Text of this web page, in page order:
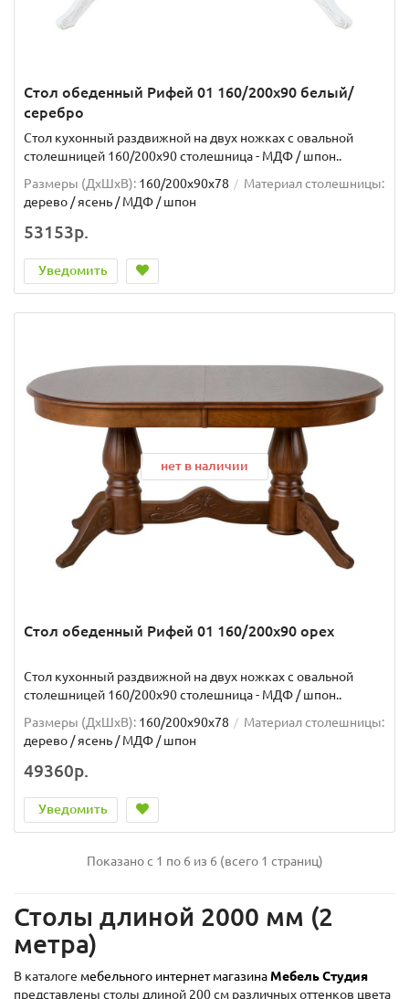
Стол обеденный Рифей 01 160/200х90 белый/
серебро
Стол кухонный раздвижной на двух ножках с овальной
столешницей 160/200х90 столешница - МДФ / шпон..
Размеры (ДхШxВ): 160/200х90х78
Материал столешницы:
дерево / ясень / МДФ / шпон
53153р.
Уведомить
нет в наличии
Стол обеденный Рифей 01 160/200х90 орех
Стол кухонный раздвижной на двух ножках с овальной
столешницей 160/200х90 столешница - МДФ / шпон..
Размеры (ДхШxВ): 160/200х90х78
Материал столешницы:
дерево / ясень / МДФ / шпон
49360р.
Уведомить
Показано с 1 по 6 из 6 (всего 1 страниц)
Столы длиной 2000 мм (2
метра)
В каталоге мебельного интернет магазина Мебель Студия
представлены столы длиной 200 см различных оттенков цвета